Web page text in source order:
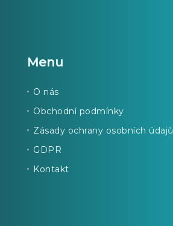
Menu
O nás
Obchodní podmínky
Zásady ochrany osobních údajů
GDPR
Kontakt